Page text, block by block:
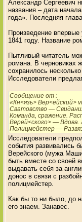
Александр Сергеевич
названия – дата
года». Последняя
Произведение
1841 году. Название
Пытливый читатель
романа. В черновиках
сохранилось
Исследователи
Сообщение от :
«Кн<язь> Вер<ейский>
Сватовство —
Команда, сражение.
Верей<ского> —
Полицмейстер —
Исследователи
события развивались
Верейского (мужа
быть вместе со своей
выдавать себя за
донос в связи с
полицмейстер.
Как бы то ни было, до
его знаем. Занавес.